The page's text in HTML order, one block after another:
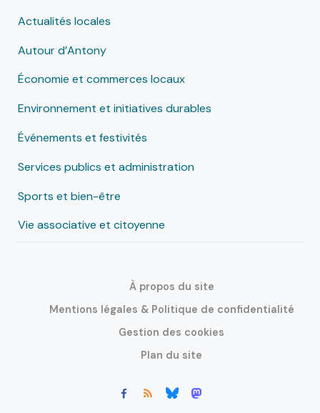
Actualités locales
Autour d’Antony
Économie et commerces locaux
Environnement et initiatives durables
Événements et festivités
Services publics et administration
Sports et bien-être
Vie associative et citoyenne
À propos du site
Mentions légales & Politique de confidentialité
Gestion des cookies
Plan du site